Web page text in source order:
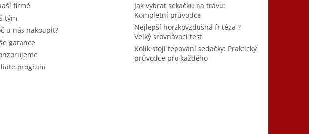
firmě
tým
u nás nakoupit?
garance
program
Jak vybrat sekačku na trávu:
Kompletní průvodce
Nejlepší horzkovzdušná fritéza ?
Velký srovnávací test
Kolik stojí tepování sedačky: Praktický
průvodce pro každého